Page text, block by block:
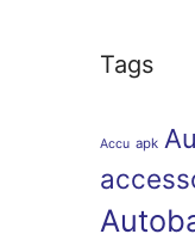
Tags
Accu apk